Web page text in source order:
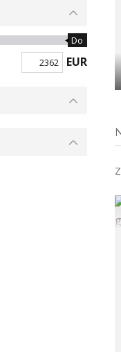
Do
EUR